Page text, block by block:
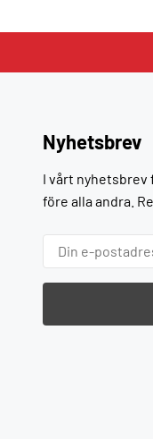
Nyhetsbrev
I vårt nyhetsbrev
före alla andra.